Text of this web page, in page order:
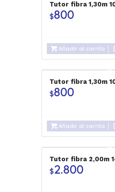
Tutor fibra 1,30m
$800
Añadir al carrito
Tutor fibra 1,30m
$800
Añadir al carrito
Tutor fibra 2,00m
$2.800